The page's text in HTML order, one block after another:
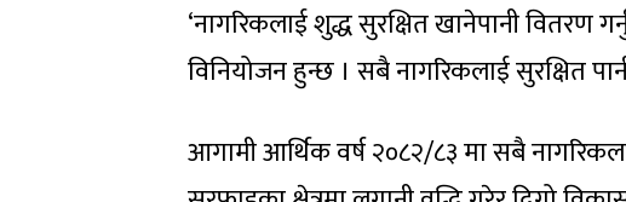
‘नागरिकलाई शुद्ध सुरक्षित खानेपानी वितरण
विनियोजन हुन्छ । सबै नागरिकलाई सुरक्षित
आगामी आर्थिक वर्ष २०८२/८३ मा सबै